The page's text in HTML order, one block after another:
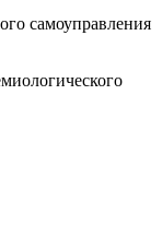
самоуправления